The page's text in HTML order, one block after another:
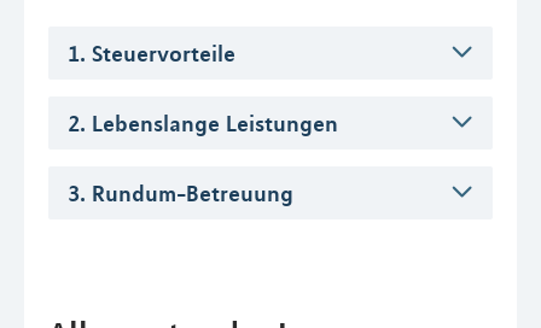
1. Steuervorteile
2. Lebenslange Leistungen
3. Rundum-Betreuung